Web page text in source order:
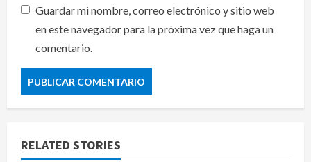
Guardar mi nombre, correo electrónico y sitio web
en este navegador para la próxima vez que haga un
comentario.
RELATED STORIES